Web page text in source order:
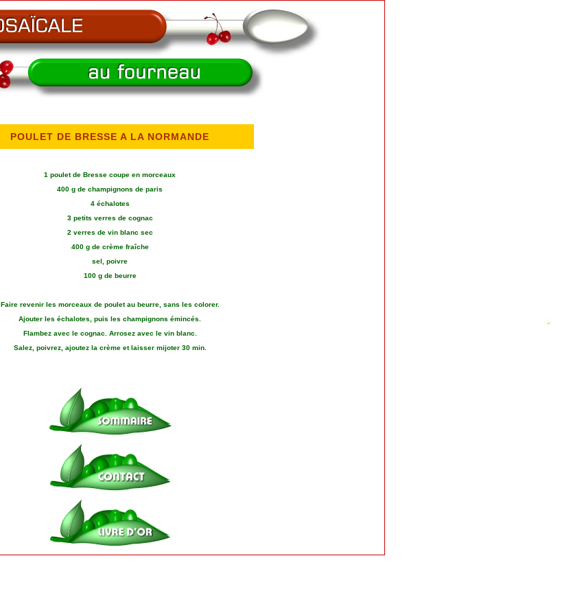
POULET DE BRESSE A LA NORMANDE
1 poulet de Bresse coupe en morceaux
400 g de champignons de paris
4 échalotes
3 petits verres de cognac
2 verres de vin blanc sec
400 g de crème fraîche
sel, poivre
100 g de beurre
Faire revenir les morceaux de poulet au beurre, sans les colorer.
Ajouter les échalotes, puis les champignons émincés.
Flambez avec le cognac. Arrosez avec le vin blanc.
Salez, poivrez, ajoutez la crème et laisser mijoter 30 min.